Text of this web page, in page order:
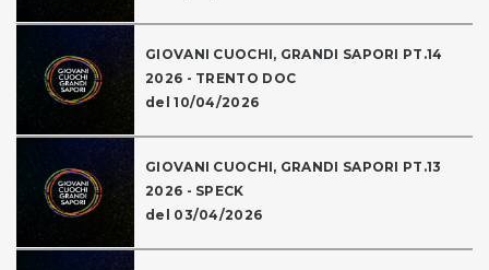
GIOVANI CUOCHI, GRANDI SAPORI PT.14
2026 - TRENTO DOC
del 10/04/2026
GIOVANI CUOCHI, GRANDI SAPORI PT.13
2026 - SPECK
del 03/04/2026